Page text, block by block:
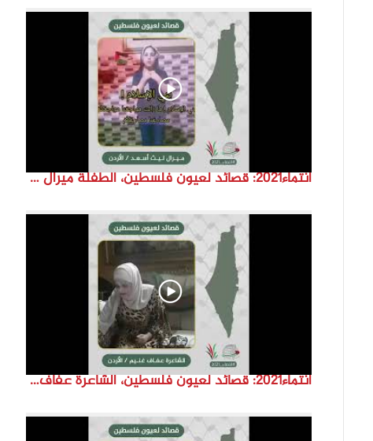
انتماء2021: قصائد لعيون فلسطين، الطفلة ميرال ليث اسعد، الاردن
انتماء2021: قصائد لعيون فلسطين، الشاعرة عفاف غنيم، الاردن